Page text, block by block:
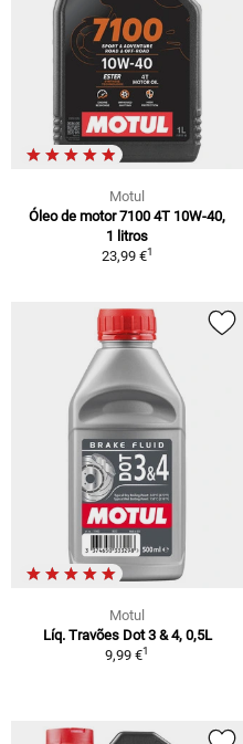
Motul
Óleo de motor 7100 4T 10W-40,
1 litros
23,99 €1
Motul
Líq. Travões Dot 3 & 4, 0,5L
9,99 €1